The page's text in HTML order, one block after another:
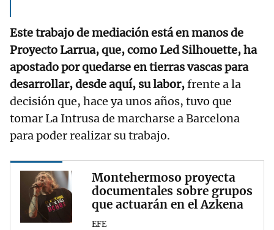
Este trabajo de mediación está en manos de
Proyecto Larrua, que, como Led Silhouette, ha
apostado por quedarse en tierras vascas para
desarrollar, desde aquí, su labor,frente a la
decisión que, hace ya unos años, tuvo que
tomar La Intrusa de marcharse a Barcelona
para poder realizar su trabajo.
Montehermoso proyecta
documentales sobre grupos
que actuarán en el Azkena
EFE